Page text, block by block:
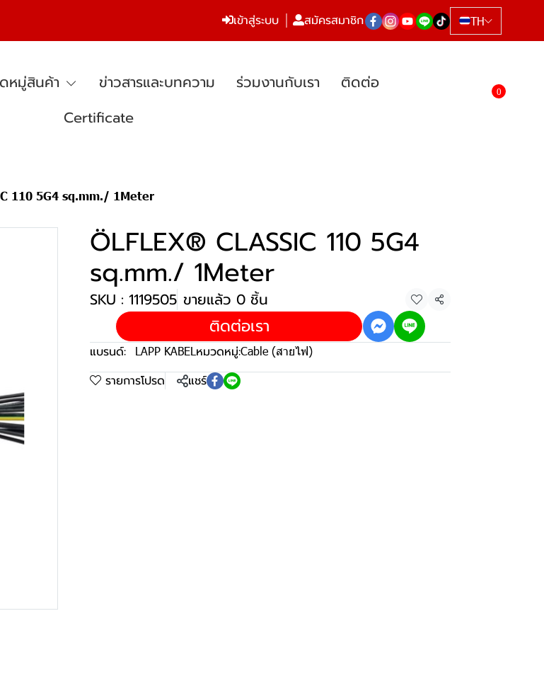
เข้าสู่ระบบ สมัครสมาชิก TH
หมู่สินค้า ข่าวสารและบทความ ร่วมงานกับเรา
ติดต่อ
Certificate
0
110 5G4 sq.mm./ 1Meter
ÖLFLEX® CLASSIC 110 5G4
sq.mm./ 1Meter
SKU : 1119505 ขายแล้ว 0 ชิ้น
แชร์
ติดต่อเรา
แบรนด์: LAPP KABEL หมวดหมู่:Cable (สายไฟ)
รายการโปรด แชร์